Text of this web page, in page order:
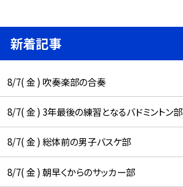
新着記事
8/7( 金 ) 吹奏楽部の合奏
8/7( 金 ) 3年最後の練習となるバドミントン部
8/7( 金 ) 総体前の男子バスケ部
8/7( 金 ) 朝早くからのサッカー部